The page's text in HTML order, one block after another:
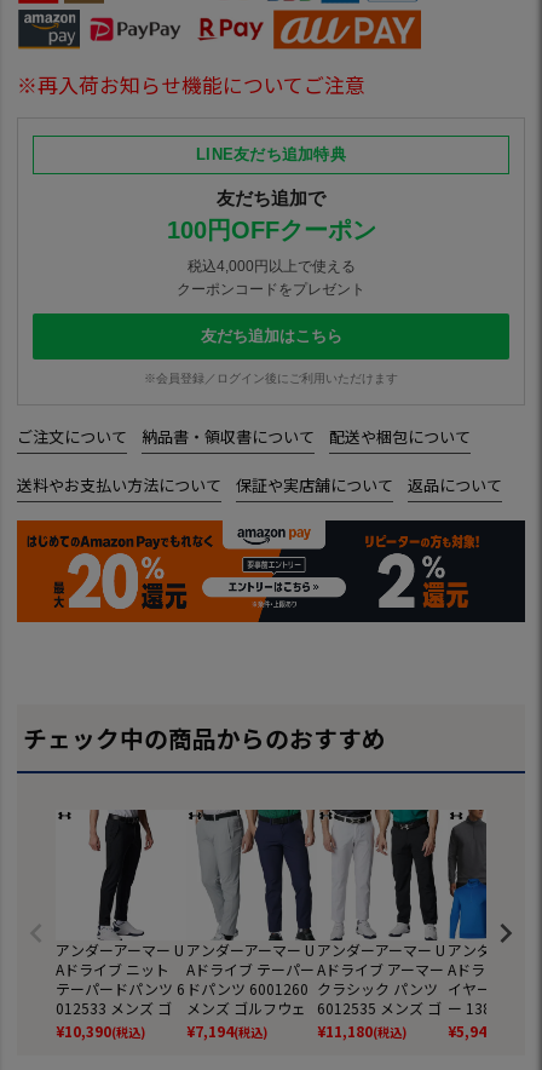
※再入荷お知らせ機能についてご注意
LINE友だち追加特典
友だち追加で
100円OFFクーポン
税込4,000円以上で使える
クーポンコードをプレゼント
友だち追加はこちら
※会員登録／ログイン後にご利用いただけます
ご注文について 納品書・領収書について 配送や梱包について
送料やお支払い方法について 保証や実店舗について 返品について
チェック中の商品からのおすすめ
アンダーアーマー U
Aドライブ ニット
テーパードパンツ 6
012533 メンズ ゴ
ルフウェア ゴルフ
UNDER ARMOUR 2
¥10,390(税込)
アンダーアーマー U
Aドライブ テーパー
ドパンツ 6001260
メンズ ゴルフウェ
ア ゴルフ UNDER A
RMOUR 2025秋冬
¥7,194(税込)
アンダーアーマー U
Aドライブ アーマー
クラシック パンツ
6012535 メンズ ゴ
ルフウェア ゴルフ
UNDER ARMOUR 2
¥11,180(税込)
アンダーアー
Aドライブ ミ
イヤー プル
ー 1387124
ゴルフウェア
フ UNDER
¥5,940